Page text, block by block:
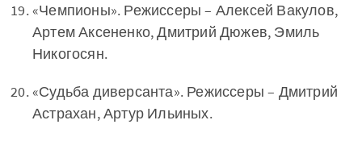
«Чемпионы». Режиссеры – Алексей Вакулов,
Артем Аксененко, Дмитрий Дюжев, Эмиль
Никогосян.
«Судьба диверсанта». Режиссеры – Дмитрий
Астрахан, Артур Ильиных.